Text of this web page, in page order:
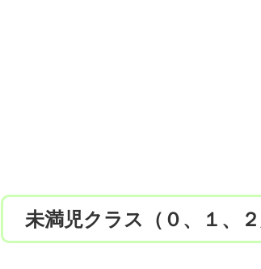
未満児クラス（０、１、２